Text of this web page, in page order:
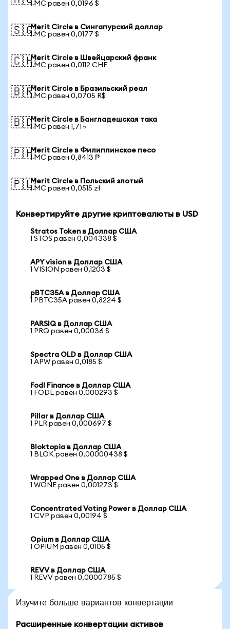
1 MC равен 0,0196 $
🇸🇬Merit Circle в Сингапурский доллар
1 MC равен 0,0177 $
🇨🇭Merit Circle в Швейцарский франк
1 MC равен 0,0112 CHF
🇧🇷Merit Circle в Бразильский реал
1 MC равен 0,0705 R$
🇧🇩Merit Circle в Бангладешская така
1 MC равен 1,71 ৳
🇵🇭Merit Circle в Филиппинское песо
1 MC равен 0,8413 ₱
🇵🇱Merit Circle в Польский злотый
1 MC равен 0,0515 zł
Конвертируйте другие криптовалюты в USD
Stratos Token в Доллар США
1 STOS равен 0,004338 $
APY vision в Доллар США
1 VISION равен 0,1203 $
pBTC35A в Доллар США
1 PBTC35A равен 0,8224 $
PARSIQ в Доллар США
1 PRQ равен 0,00036 $
Spectra OLD в Доллар США
1 APW равен 0,0185 $
Fodl Finance в Доллар США
1 FODL равен 0,000293 $
Pillar в Доллар США
1 PLR равен 0,000697 $
Bloktopia в Доллар США
1 BLOK равен 0,00000438 $
Wrapped One в Доллар США
1 WONE равен 0,001273 $
Concentrated Voting Power в Доллар США
1 CVP равен 0,00194 $
Opium в Доллар США
1 OPIUM равен 0,0105 $
REVV в Доллар США
1 REVV равен 0,0000785 $
Изучите больше вариантов конвертации
Расширенные конвертации активов